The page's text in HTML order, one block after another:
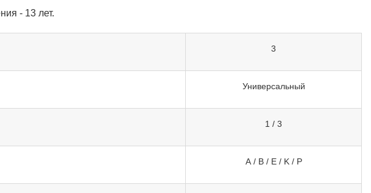
- 13 лет.
3
Универсальный
1 / 3
A / B / E / K / P